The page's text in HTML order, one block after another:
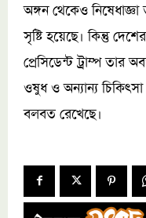
অঙ্গন থেকেও
সৃষ্টি হয়েছে। কিন্তু
প্রেসিডেন্ট ট্রাম্প তার
ওষুধ ও অন্যান্য
বলবত রেখেছে।